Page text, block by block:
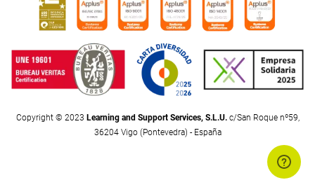
Copyright © 2023 Learning and Support Services, S.L.U.c/San Roque nº59,
36204 Vigo (Pontevedra) - España